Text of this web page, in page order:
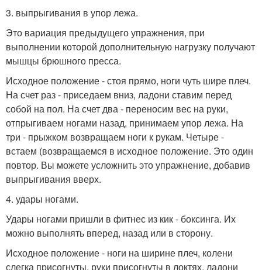
3. выпрыгивания в упор лежа.
Это вариация предыдущего упражнения, при
выполнении которой дополнительную нагрузку получают
мышцы брюшного пресса.
Исходное положение - стоя прямо, ноги чуть шире плеч.
На счет раз - приседаем вниз, ладони ставим перед
собой на пол. На счет два - переносим вес на руки,
отпрыгиваем ногами назад, принимаем упор лежа. На
три - прыжком возвращаем ноги к рукам. Четыре -
встаем (возвращаемся в исходное положение. Это один
повтор. Вы можете усложнить это упражнение, добавив
выпрыгивания вверх.
4. удары ногами.
Удары ногами пришли в фитнес из кик - боксинга. Их
можно выполнять вперед, назад или в сторону.
Исходное положение - ноги на ширине плеч, колени
слегка присогнуты, руки присогнуты в локтях, ладони